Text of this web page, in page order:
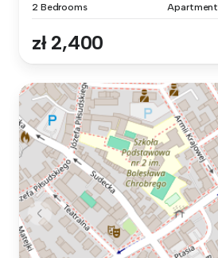
2 Bedrooms Apartment
zł 2,400